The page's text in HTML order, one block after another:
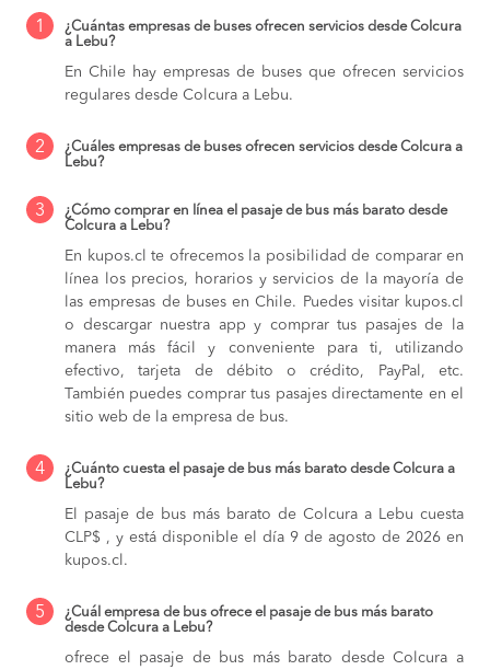
1
¿Cuántas empresas de buses ofrecen servicios desde Colcura
a Lebu?
En Chile hay empresas de buses que ofrecen servicios
regulares desde Colcura a Lebu.
2
¿Cuáles empresas de buses ofrecen servicios desde Colcura a
Lebu?
3
¿Cómo comprar en línea el pasaje de bus más barato desde
Colcura a Lebu?
En kupos.cl te ofrecemos la posibilidad de comparar en
línea los precios, horarios y servicios de la mayoría de
las empresas de buses en Chile. Puedes visitar kupos.cl
o descargar nuestra app y comprar tus pasajes de la
manera más fácil y conveniente para ti, utilizando
efectivo, tarjeta de débito o crédito, PayPal, etc.
También puedes comprar tus pasajes directamente en el
sitio web de la empresa de bus.
4
¿Cuánto cuesta el pasaje de bus más barato desde Colcura a
Lebu?
El pasaje de bus más barato de Colcura a Lebu cuesta
CLP$ , y está disponible el día 9 de agosto de 2026 en
kupos.cl.
5
¿Cuál empresa de bus ofrece el pasaje de bus más barato
desde Colcura a Lebu?
ofrece el pasaje de bus más barato desde Colcura a